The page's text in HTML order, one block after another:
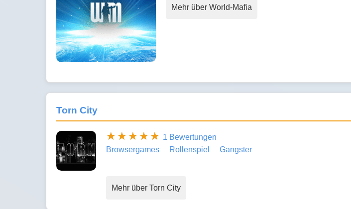
Mehr über World-Mafia
Torn City
1 Bewertungen
Browsergames
Rollenspiel Gangster
Mehr über Torn City